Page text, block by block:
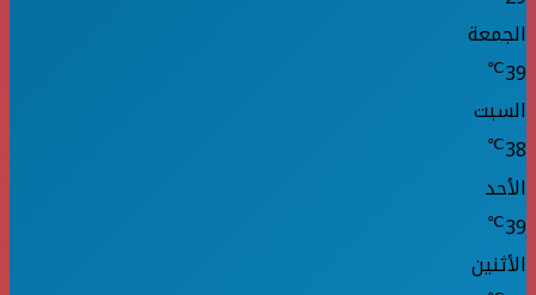
الجمعة
39
℃
السبت
38
℃
الأحد
39
℃
الأثنين